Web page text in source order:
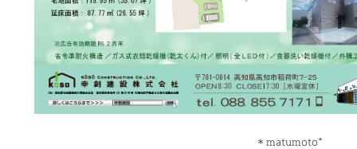
＊matumoto*